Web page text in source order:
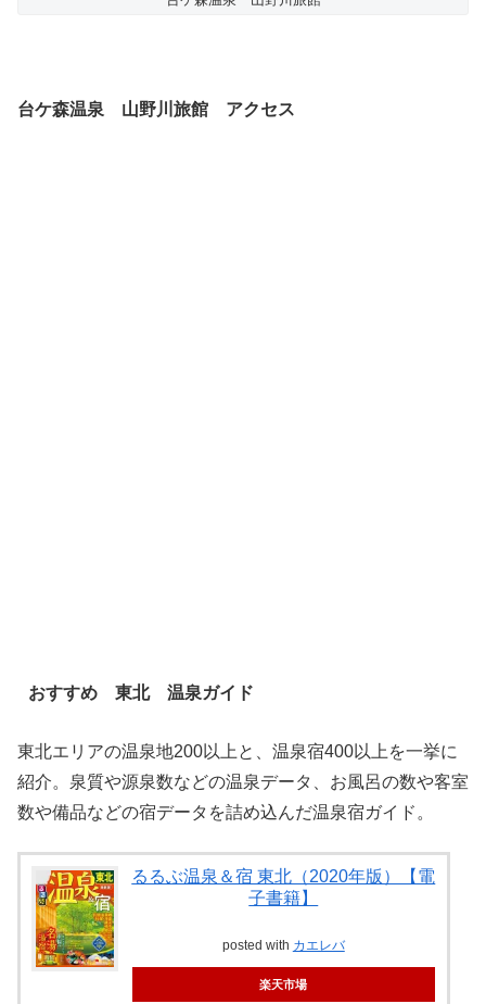
台ケ森温泉 山野川旅館 アクセス
おすすめ 東北 温泉ガイド
東北エリアの温泉地200以上と、温泉宿400以上を一挙に
紹介。泉質や源泉数などの温泉データ、お風呂の数や客室
数や備品などの宿データを詰め込んだ温泉宿ガイド。
るるぶ温泉＆宿 東北（2020年版）【電
子書籍】
posted with カエレバ
楽天市場